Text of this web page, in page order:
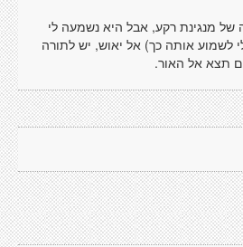
של מנגינת רקע, אבל היא נשמעה לי
לשמוע אותה כך) אל יאוש, יש לתורה
תצא אל האור.